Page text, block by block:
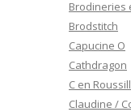
Brodineries
Brodstitch
Capucine O
Cathdragon
C en
Claudine /